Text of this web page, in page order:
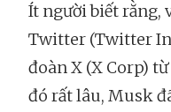
Ít người biết rằng,
Twitter (Twitter
đoàn X (X Corp)
đó rất lâu, Musk